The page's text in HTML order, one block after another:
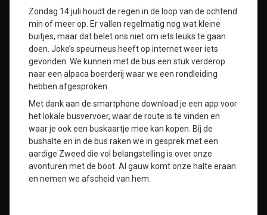
Zondag 14 juli houdt de regen in de loop van de ochtend
min of meer op. Er vallen regelmatig nog wat kleine
buitjes, maar dat belet ons niet om iets leuks te gaan
doen. Joke’s speurneus heeft op internet weer iets
gevonden. We kunnen met de bus een stuk verderop
naar een alpaca boerderij waar we een rondleiding
hebben afgesproken.
Met dank aan de smartphone download je een app voor
het lokale busvervoer, waar de route is te vinden en
waar je ook een buskaartje mee kan kopen. Bij de
bushalte en in de bus raken we in gesprek met een
aardige Zweed die vol belangstelling is over onze
avonturen met de boot. Al gauw komt onze halte eraan
en nemen we afscheid van hem.